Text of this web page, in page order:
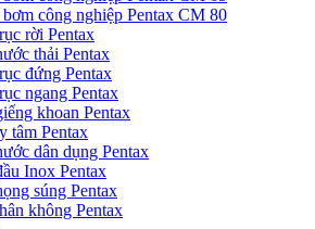
công nghiệp Pentax CM 80
rời Pentax
thải Pentax
đứng Pentax
ngang Pentax
khoan Pentax
tâm Pentax
dân dụng Pentax
Inox Pentax
súng Pentax
không Pentax